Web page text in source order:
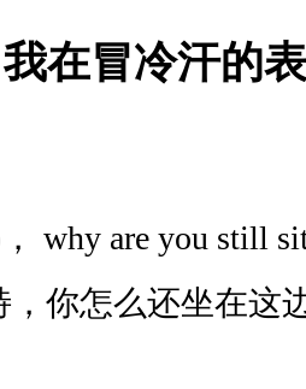
我在冒冷汗的
why are you still
你怎么还坐在这